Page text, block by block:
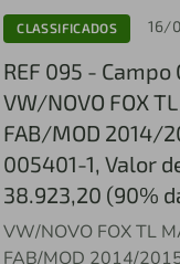
CLASSIFICADOS 16/
REF 095 -
VW/NOVO FOX
FAB/MOD 2014/
005401-1, Valor
38.923,20 (90%
VW/NOVO FOX TL
FAB/MOD 2014/